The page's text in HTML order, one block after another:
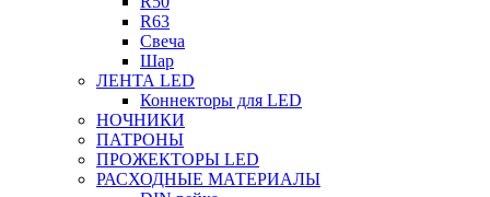
R63
Свеча
Шар
ЛЕНТА LED
Коннекторы для LED
НОЧНИКИ
ПАТРОНЫ
ПРОЖЕКТОРЫ LED
РАСХОДНЫЕ МАТЕРИАЛЫ